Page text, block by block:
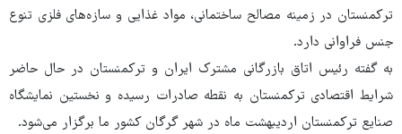
ترکمنستان در زمینه مصالح ساختمانی، مواد غذایی و سازه‌های فلزی تنوع
جنس فراوانی دارد.
به گفته رئیس اتاق بازرگانی مشترک ایران و ترکمنستان در حال حاضر
شرایط اقتصادی ترکمنستان به نقطه صادرات رسیده و نخستین نمایشگاه
صنایع ترکمنستان اردیبهشت ماه در شهر گرگان کشور ما برگزار می‌شود.